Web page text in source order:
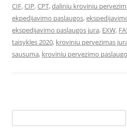
CIF,CIP,CPT,daliniu kroviniu
ekpedijavimo paslaugos,
ekspedijavimo paslaugos jura, EXW,
taisykles 2020, kroviniu pervezimas
sausuma, kroviniu pervezimo